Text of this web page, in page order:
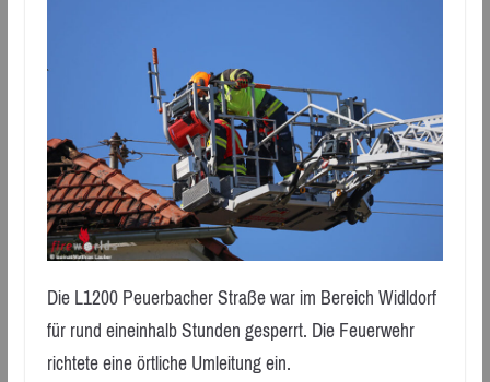
Die L1200 Peuerbacher Straße war im Bereich Widldorf
für rund eineinhalb Stunden gesperrt. Die Feuerwehr
richtete eine örtliche Umleitung ein.